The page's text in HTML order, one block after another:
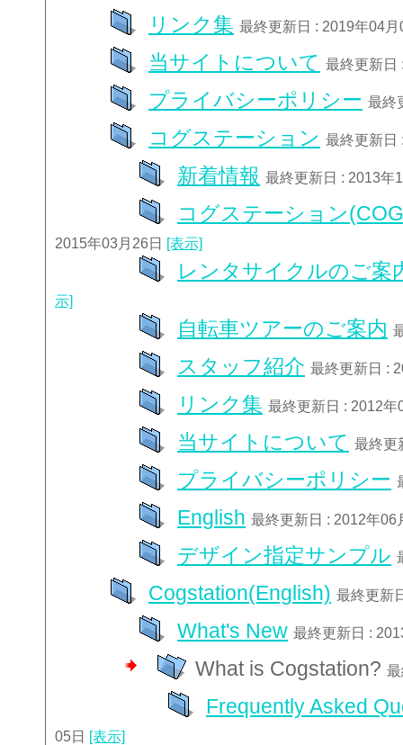
リンク集 最終更新日 : 2019年04
当サイトについて 最終更新日
プライバシーポリシー 最終
コグステーション 最終更新日
新着情報 最終更新日 : 2013年
コグステーション
2015年03月26日 [表示]
レンタサイクルのご案
示]
自転車ツアーのご案内
スタッフ紹介 最終更新日 :
リンク集 最終更新日 : 2012
当サイトについて 最終更
プライバシーポリシー
English 最終更新日 : 2012年
デザイン指定サンプル
Cogstation(English) 最終更新
What's New 最終更新日 :
What is Cogstation?
Frequently Asked
05日 [表示]